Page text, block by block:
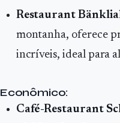
Restaurant
montanha, oferece
incríveis, ideal para
Econômico:
Café-Restaurant